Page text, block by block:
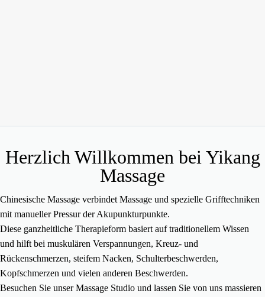
Herzlich Willkommen bei Yikang
Massage
Chinesische Massage verbindet Massage und spezielle Grifftechniken
mit manueller Pressur der Akupunkturpunkte.
Diese ganzheitliche Therapieform basiert auf traditionellem Wissen
und hilft bei muskulären Verspannungen, Kreuz- und
Rückenschmerzen, steifem Nacken, Schulterbeschwerden,
Kopfschmerzen und vielen anderen Beschwerden.
Besuchen Sie unser Massage Studio und lassen Sie von uns massieren